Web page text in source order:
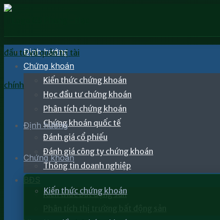
Định hướng
Chứng khoán
Kiến thức chứng khoán
Định hướng
Chứng khoán
Kiến thức chứng khoán
Học đầu tư chứng khoán
Phân tích chứng khoán
Chứng khoán quốc tế
Đánh giá cổ phiếu
Đánh giá công ty chứng khoán
Thông tin doanh nghiệp
BĐS
Kiến thức bất động sản